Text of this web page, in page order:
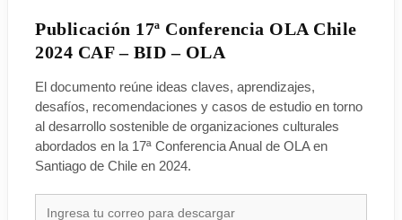
Publicación 17ª Conferencia OLA Chile
2024 CAF – BID – OLA
El documento reúne ideas claves, aprendizajes,
desafíos, recomendaciones y casos de estudio en torno
al desarrollo sostenible de organizaciones culturales
abordados en la 17ª Conferencia Anual de OLA en
Santiago de Chile en 2024.